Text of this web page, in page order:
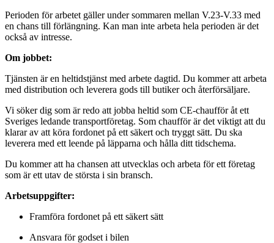
Perioden för arbetet gäller under sommaren mellan V.23-V.33 med
en chans till förlängning. Kan man inte arbeta hela perioden är det
också av intresse.
Om jobbet:
Tjänsten är en heltidstjänst med arbete dagtid. Du kommer att arbeta
med distribution och leverera gods till butiker och återförsäljare.
Vi söker dig som är redo att jobba heltid som CE-chaufför åt ett
Sveriges ledande transportföretag. Som chaufför är det viktigt att du
klarar av att köra fordonet på ett säkert och tryggt sätt. Du ska
leverera med ett leende på läpparna och hålla ditt tidschema.
Du kommer att ha chansen att utvecklas och arbeta för ett företag
som är ett utav de största i sin bransch.
Arbetsuppgifter:
Framföra fordonet på ett säkert sätt
Ansvara för godset i bilen